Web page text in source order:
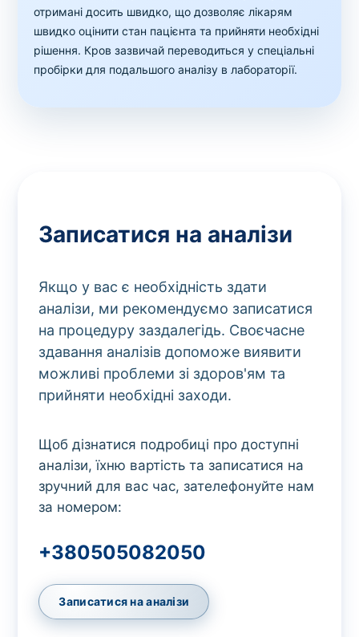
отримані досить швидко, що дозволяє лікарям
швидко оцінити стан пацієнта та прийняти необхідні
рішення. Кров зазвичай переводиться у спеціальні
пробірки для подальшого аналізу в лабораторії.
Записатися на аналізи
Якщо у вас є необхідність здати
аналізи, ми рекомендуємо записатися
на процедуру заздалегідь. Своєчасне
здавання аналізів допоможе виявити
можливі проблеми зі здоров'ям та
прийняти необхідні заходи.
Щоб дізнатися подробиці про доступні
аналізи, їхню вартість та записатися на
зручний для вас час, зателефонуйте нам
за номером:
+380505082050
Записатися на аналізи